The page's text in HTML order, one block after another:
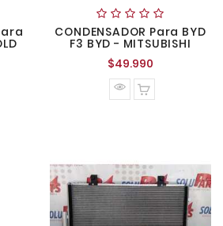
CONDENSADOR Para BYD
F3 BYD - MITSUBISHI
$49.990
normal